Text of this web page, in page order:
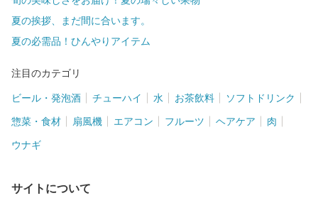
夏の挨拶、まだ間に合います。
夏の必需品！ひんやりアイテム
注目のカテゴリ
ビール・発泡酒 チューハイ 水 お茶飲料 ソフトドリンク
惣菜・食材 扇風機 エアコン フルーツ ヘアケア 肉
ウナギ
サイトについて